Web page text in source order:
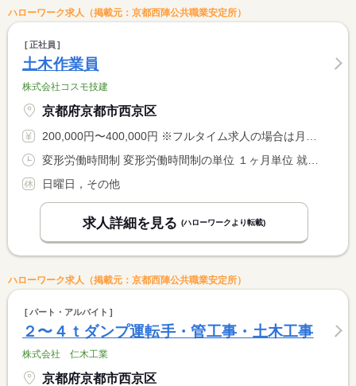
ハローワーク求人（掲載元：京都西陣公共職業安定所）
正社員
土木作業員
株式会社コスモ技建
京都府京都市西京区
200,000円〜400,000円 ※フルタイム求人の場合は月額（換算額）、パート求人の場合は時間額を表示しています。
日曜日，その他
求人詳細を見る (ハローワークより転載)
ハローワーク求人（掲載元：京都西陣公共職業安定所）
パート・アルバイト
２〜４ｔダンプ運転手・管工事・土木工事
株式会社 仁木工業
京都府京都市西京区